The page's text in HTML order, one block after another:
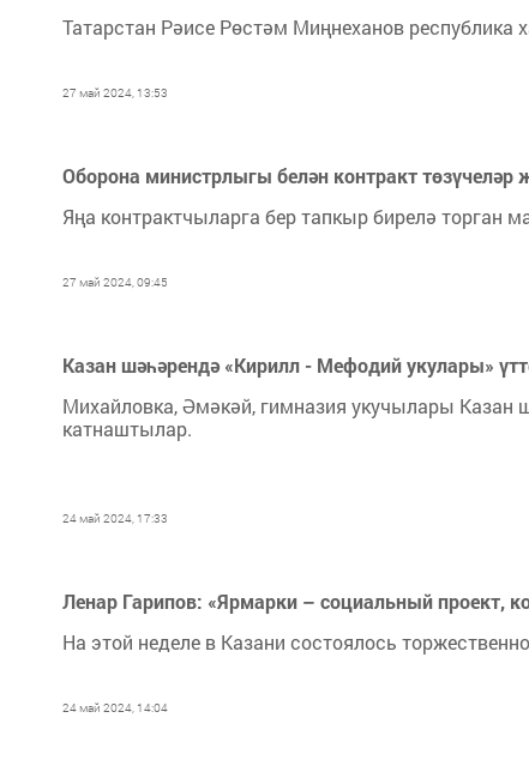
Татарстан Рәисе Рөстәм Миңнеханов
27 май 2024, 13:53
Оборона министрлыгы белән контракт төзүчеләр
Яңа контрактчыларга бер тапкыр бирелә торган
27 май 2024, 09:45
Казан шәһәрендә «Кирилл - Мефодий укулары»
Михайловка, Әмәкәй, гимназия укучылары
катнаштылар.
24 май 2024, 17:33
Ленар Гарипов: «Ярмарки – социальный проект,
На этой неделе в Казани состоялось
24 май 2024, 14:04